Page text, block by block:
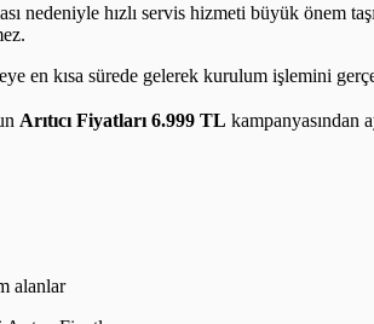
nedeniyle hızlı servis hizmeti büyük önem
en kısa sürede gelerek kurulum işlemini
Arıtıcı Fiyatları 6.999 TL kampanyasından
alanlar